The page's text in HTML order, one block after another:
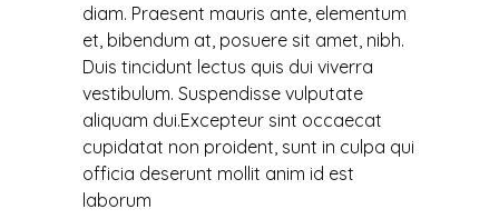
diam. Praesent mauris ante, elementum
et, bibendum at, posuere sit amet, nibh.
Duis tincidunt lectus quis dui viverra
vestibulum. Suspendisse vulputate
aliquam dui.Excepteur sint occaecat
cupidatat non proident, sunt in culpa qui
officia deserunt mollit anim id est
laborum